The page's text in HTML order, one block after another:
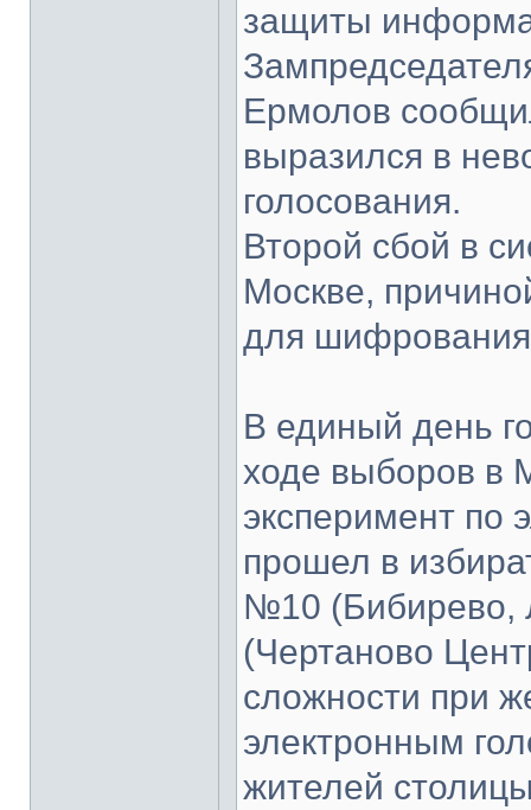
защиты
Ермолов
выразился в
голосования.
Второй сбой в
Москве,
для
В единый день
ходе выборов в
эксперимент по
прошел в
№10 (Бибирево,
(Чертаново
сложности при
электронным
жителей